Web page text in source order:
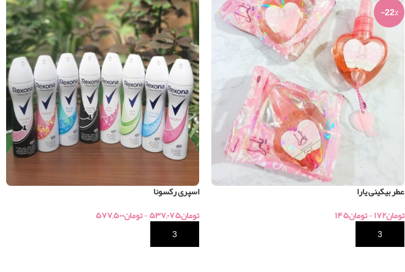
-22%
عطر بیکینی یارا
تومان۱۷۲-تومان۱۴۵
اسپری رکسونا
تومان۵۳۷,۰۷۵-تومان۵۷۷,۵۰۰